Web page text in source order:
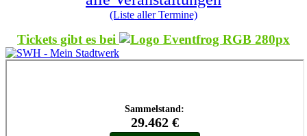
(Liste aller Termine)
Tickets gibt es bei